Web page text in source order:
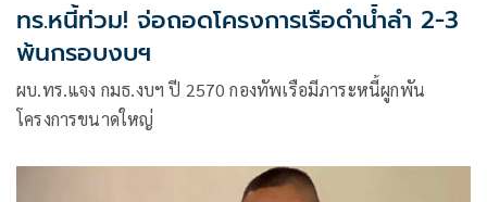
ทร.หนี้ท่วม! จ่อถอดโครงการเรือดำน้ำลำ 2-3
พ้นกรอบงบฯ
ผบ.ทร.แจง กมธ.งบฯ ปี 2570 กองทัพเรือมีภาระหนี้ผูกพัน
โครงการขนาดใหญ่